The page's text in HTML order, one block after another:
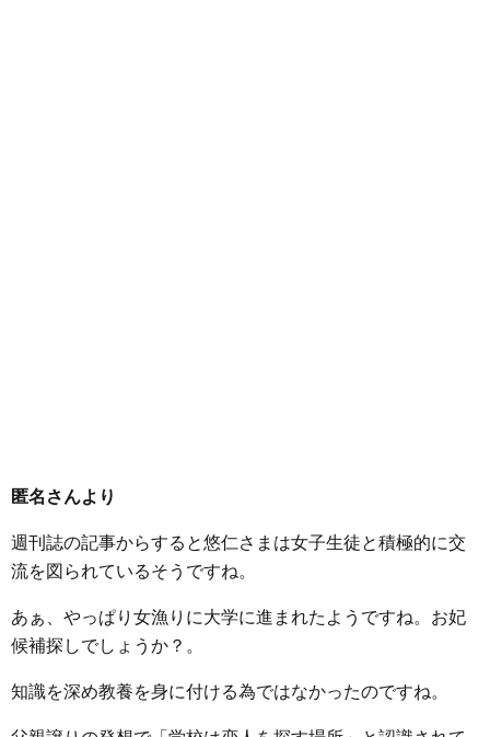
匿名さんより
週刊誌の記事からすると悠仁さまは女子生徒と積極的に交
流を図られているそうですね。
あぁ、やっぱり女漁りに大学に進まれたようですね。お妃
候補探しでしょうか？。
知識を深め教養を身に付ける為ではなかったのですね。